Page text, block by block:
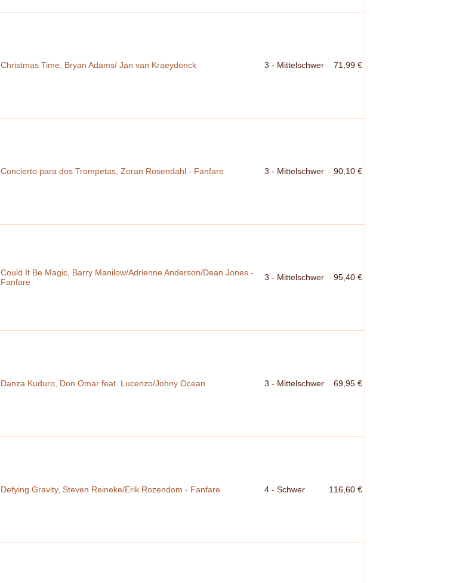
Christmas Time, Bryan Adams/ Jan van Kraeydonck 3 - Mittelschwer 71,99 €
Concierto para dos Trompetas, Zoran Rosendahl - Fanfare 3 - Mittelschwer 90,10 €
Could It Be Magic, Barry Manilow/Adrienne Anderson/Dean Jones -
Fanfare
3 - Mittelschwer 95,40 €
Danza Kuduro, Don Omar feat. Lucenzo/Johny Ocean 3 - Mittelschwer 69,95 €
Defying Gravity, Steven Reineke/Erik Rozendom - Fanfare 4 - Schwer 116,60 €